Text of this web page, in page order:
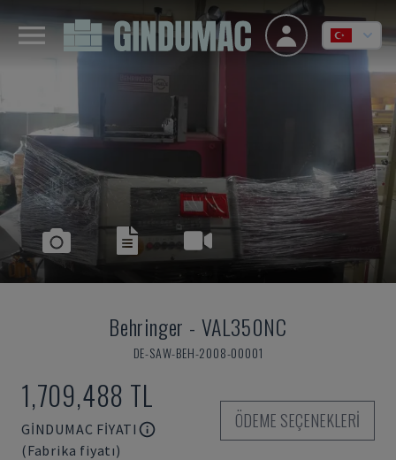
Behringer - VAL350NC
DE-SAW-BEH-2008-00001
1,709,488 TL
GINDUMAC FIYATI
(Fabrika fiyatı)
ÖDEME SEÇENEKLERI